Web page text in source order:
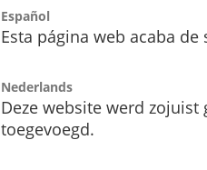
Español
Esta página web acaba
Nederlands
Deze website werd
toegevoegd.